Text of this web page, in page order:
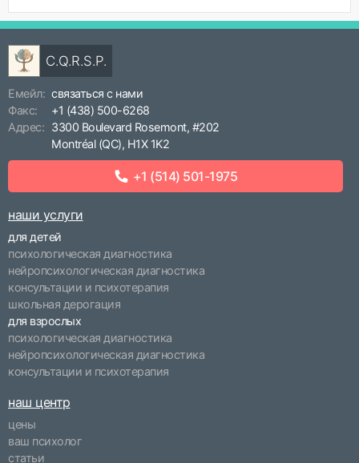
C.Q.R.S.P.
Емейл: связаться с нами
Факс:
+1 (438) 500-6268
Адрес: 3300 Boulevard Rosemont, #202
Montréal (QC), H1X 1K2
+1 (514) 501-1975
наши услуги
для детей
психологическая диагностика
нейропсихологическая диагностика
консультации и психотерапия
школьная дерогация
для взрослых
психологическая диагностика
нейропсихологическая диагностика
консультации и психотерапия
наш центр
цены
ваш психолог
статьи